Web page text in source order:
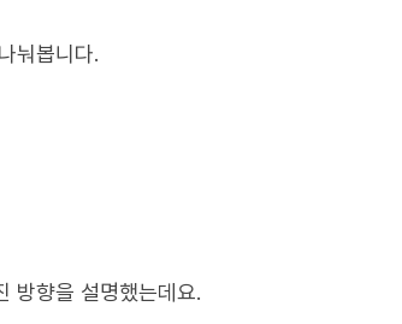
눠봅니다.
방향을 설명했는데요.